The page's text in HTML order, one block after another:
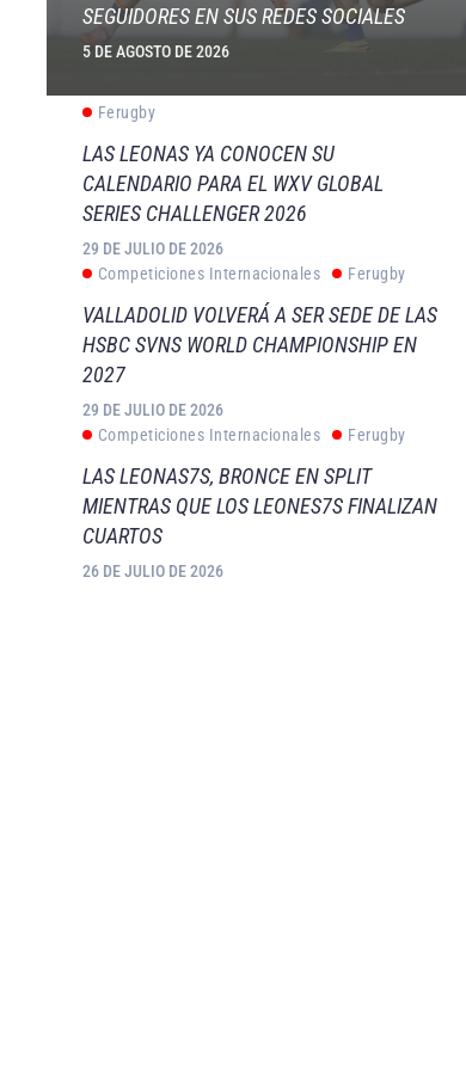
SEGUIDORES EN SUS REDES SOCIALES
5 DE AGOSTO DE 2026
Ferugby
LAS LEONAS YA CONOCEN SU
CALENDARIO PARA EL WXV GLOBAL
SERIES CHALLENGER 2026
29 DE JULIO DE 2026
Competiciones Internacionales
Ferugby
VALLADOLID VOLVERÁ A SER SEDE DE LAS
HSBC SVNS WORLD CHAMPIONSHIP EN
2027
29 DE JULIO DE 2026
Competiciones Internacionales
Ferugby
LAS LEONAS7S, BRONCE EN SPLIT
MIENTRAS QUE LOS LEONES7S FINALIZAN
CUARTOS
26 DE JULIO DE 2026